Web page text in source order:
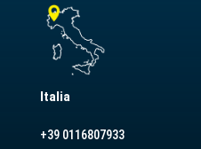
Italia
+39 0116807933